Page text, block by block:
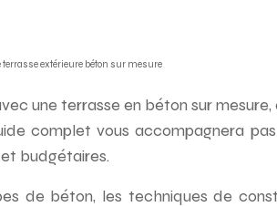
terrasse extérieure béton sur mesure
une terrasse en béton sur
complet vous accompagnera
budgétaires.
de béton, les techniques de